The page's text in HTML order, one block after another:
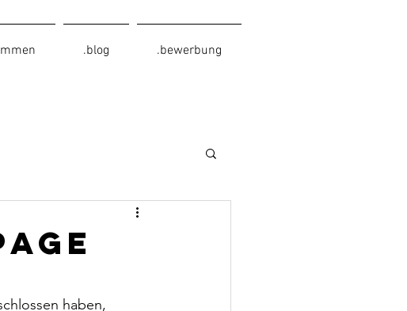
.blog .bewerbung
haben,